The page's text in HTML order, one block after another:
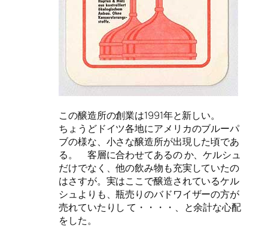
この醸造所の創業は1991年と新しい。
ちょうどドイツ各地にアメリカのブルーパ
ブの様な、小さな醸造所が出現した頃であ
る。 客層に合わせてあるの か、ケルシュ
だけでなく、他の飲み物も充実していたの
はさすが。実はここで醸造されているケル
シュよりも、瓶売りのバドワイザーの方が
売れていたりし て・・・・、と余計な心配
をした。